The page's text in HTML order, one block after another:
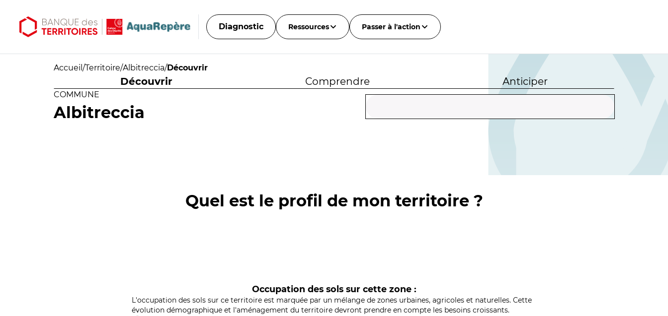
Diagnostic Ressources Passer à l'action
Accueil /Territoire/Albitreccia/Découvrir
Découvrir Comprendre Anticiper
COMMUNE
Albitreccia
Quel est le profil de mon territoire ?
Occupation des sols sur cette zone :
L'occupation des sols sur ce territoire est marquée par un mélange de zones urbaines, agricoles et naturelles. Cette
évolution démographique et l'aménagement du territoire devront prendre en compte les besoins croissants.